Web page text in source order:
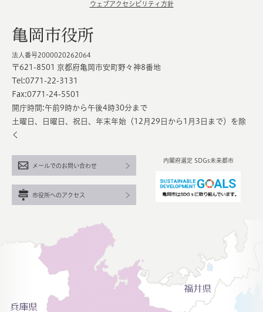
ウェブアクセシビリティ方針
亀岡市役所
法人番号2000020262064
〒621-8501 京都府亀岡市安町野々神8番地
Tel:0771-22-3131
Fax:0771-24-5501
開庁時間:午前9時から午後4時30分まで
土曜日、日曜日、祝日、年末年始（12月29日から1月3日まで）を除
く
内閣府選定 SDGs未来都市
メールでのお問い合わせ
市役所へのアクセス